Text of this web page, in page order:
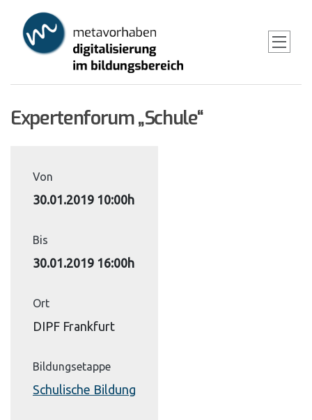
main
Expertenforum „Schule“
Von
30.01.2019 10:00h
Bis
30.01.2019 16:00h
Ort
DIPF Frankfurt
Bildungsetappe
Schulische Bildung